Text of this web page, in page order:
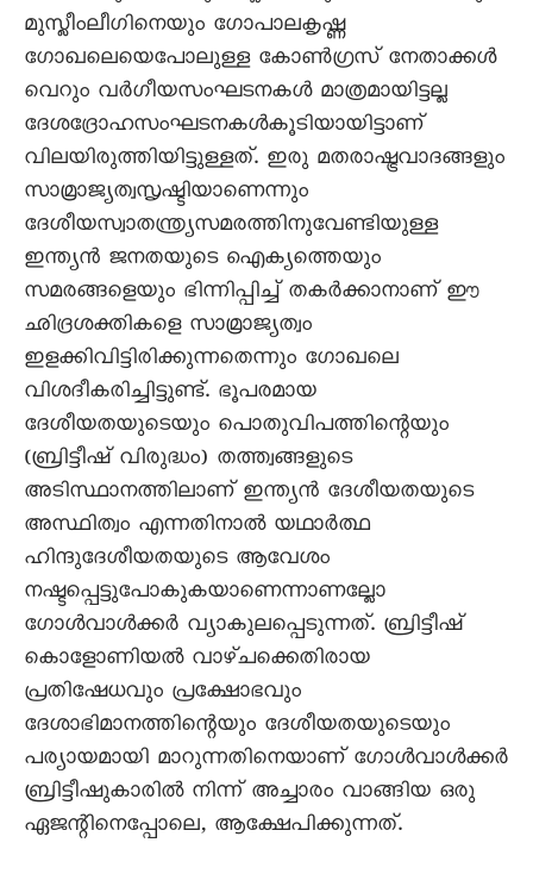
മുസ്ലീംലീഗിനെയും ഗോപാലകൃഷ്ണ
ഗോഖലെയെപോലുള്ള കോൺഗ്രസ് നേതാക്കൾ
വെറും വർഗീയസംഘടനകൾ മാത്രമായിട്ടല്ല
ദേശദ്രോഹസംഘടനകൾകൂടിയായിട്ടാണ്
വിലയിരുത്തിയിട്ടുള്ളത്. ഇരു മതരാഷ്ട്രവാദങ്ങളും
സാമ്രാജ്യത്വസൃഷ്ടിയാണെന്നും
ദേശീയസ്വാതന്ത്ര്യസമരത്തിനുവേണ്ടിയുള്ള
ഇന്ത്യൻ ജനതയുടെ ഐക്യത്തെയും
സമരങ്ങളെയും ഭിന്നിപ്പിച്ച് തകർക്കാനാണ് ഈ
ഛിദ്രശക്തികളെ സാമ്രാജ്യത്വം
ഇളക്കിവിട്ടിരിക്കുന്നതെന്നും ഗോഖലെ
വിശദീകരിച്ചിട്ടുണ്ട്. ഭൂപരമായ
ദേശീയതയുടെയും പൊതുവിപത്തിന്റെയും
(ബ്രിട്ടീഷ് വിരുദ്ധം) തത്ത്വങ്ങളുടെ
അടിസ്ഥാനത്തിലാണ് ഇന്ത്യൻ ദേശീയതയുടെ
അസ്ഥിത്വം എന്നതിനാൽ യഥാർത്ഥ
ഹിന്ദുദേശീയതയുടെ ആവേശം
നഷ്ടപ്പെട്ടുപോകുകയാണെന്നാണല്ലോ
ഗോൾവാൾക്കർ വ്യാകുലപ്പെടുന്നത്. ബ്രിട്ടീഷ്
കൊളോണിയൽ വാഴ്ചക്കെതിരായ
പ്രതിഷേധവും പ്രക്ഷോഭവും
ദേശാഭിമാനത്തിന്റെയും ദേശീയതയുടെയും
പര്യായമായി മാറുന്നതിനെയാണ് ഗോൾവാൾക്കർ
ബ്രിട്ടീഷുകാരിൽ നിന്ന് അച്ചാരം വാങ്ങിയ ഒരു
ഏജന്റിനെപ്പോലെ, ആക്ഷേപിക്കുന്നത്.